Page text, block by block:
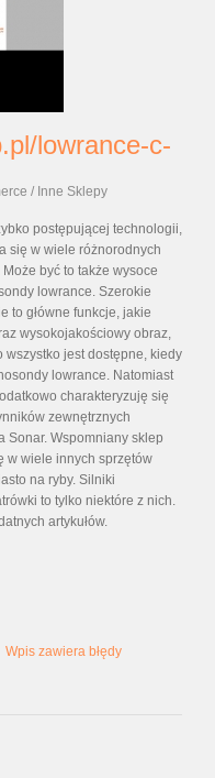
lowrance-c-
/ Inne Sklepy
postępującej technologii,
się w wiele różnorodnych
być to także wysoce
lowrance. Szerokie
to główne funkcje, jakie
wysokojakościowy obraz,
jest dostępne, kiedy
lowrance. Natomiast
charakteryzuję się
zewnętrznych
Sonar. Wspomniany sklep
w wiele innych sprzętów
na ryby. Silniki
to tylko niektóre z nich.
artykułów.
Wpis zawiera błędy